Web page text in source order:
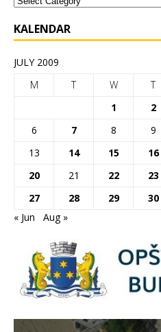
KALENDAR
JULY 2009
M
T W T
1
2
6
7 8 9
13
14 15 16
20
21 22 23
27
28 29 30
« Jun
Aug »